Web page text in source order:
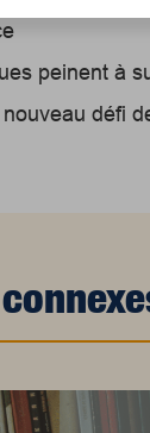
peinent à
défi